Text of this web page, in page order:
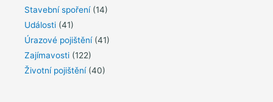
Stavební spoření(14)
Události (41)
Úrazové pojištění(41)
Zajímavosti (122)
Životní pojištění(40)